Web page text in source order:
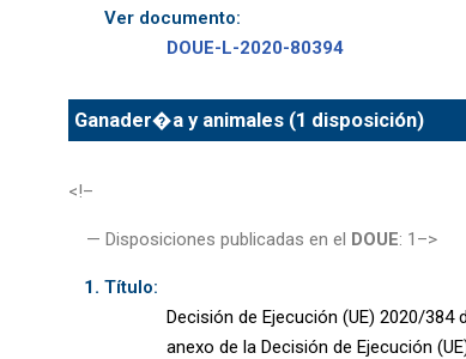
Ver documento:
DOUE-L-2020-80394
Ganader�a y animales (1 disposición)
<!–
— Disposiciones publicadas en el DOUE: 1–>
Título:
Decisión de Ejecución (UE) 2020/
anexo de la Decisión de Ejecución